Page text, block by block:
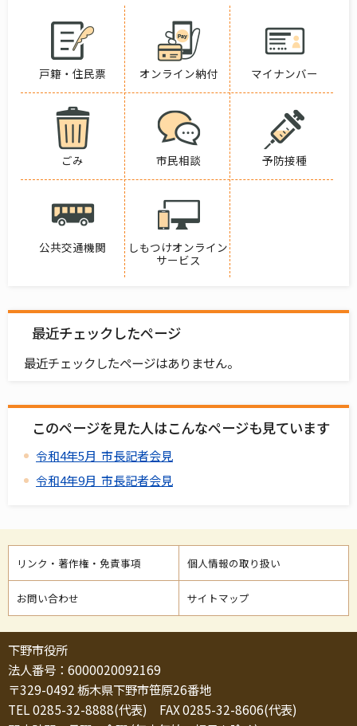
戸籍・住民票 オンライン納付 マイナンバー
ごみ 市民相談 予防接種
公共交通機関
しもつけオンライン
サービス
最近チェックしたページ
最近チェックしたページはありません。
このページを見た人はこんなページも見ています
令和4年5月 市長記者会見
令和4年9月 市長記者会見
リンク・著作権・免責事項 個人情報の取り扱い
お問い合わせ サイトマップ
下野市役所
法人番号：6000020092169
〒329-0492 栃木県下野市笹原26番地
TEL 0285-32-8888(代表) FAX 0285-32-8606(代表)